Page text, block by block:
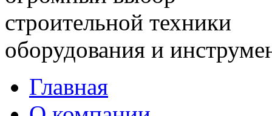
строительной техники
оборудования и
Главная